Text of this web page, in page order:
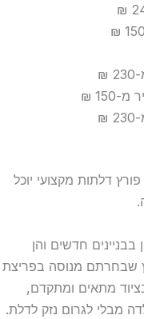
₪
מ-150 ₪
₪
דלתות מקצועי יוכל
בבניינים חדשים והן
שבחרתם מנוסה בפריצת
מתאים ומתקדם,
מבלי לגרום נזק לדלת.